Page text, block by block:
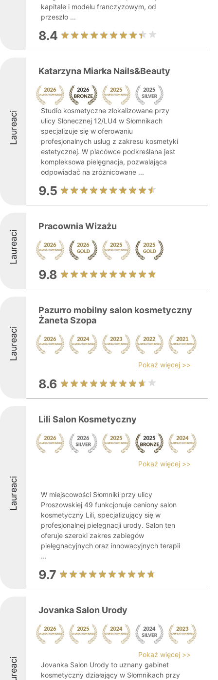
kapitale i modelu franczyzowym, od
przeszło ...
8.4
Laureaci
Katarzyna Miarka Nails&Beauty
Studio kosmetyczne zlokalizowane przy
ulicy Słonecznej 12/LU4 w Słomnikach
specjalizuje się w oferowaniu
profesjonalnych usług z zakresu kosmetyki
estetycznej. W placówce podkreślana jest
kompleksowa pielęgnacja, pozwalająca
odpowiadać na zróżnicowane ...
9.5
Laureaci
Pracownia Wizażu
9.8
Laureaci
Pazurro mobilny salon kosmetyczny
Żaneta Szopa
Pokaż więcej >>
8.6
Laureaci
Lili Salon Kosmetyczny
Pokaż więcej >>
W miejscowości Słomniki przy ulicy
Proszowskiej 49 funkcjonuje ceniony salon
kosmetyczny Lili, specjalizujący się w
profesjonalnej pielęgnacji urody. Salon ten
oferuje szeroki zakres zabiegów
pielęgnacyjnych oraz innowacyjnych terapii
...
9.7
Jovanka Salon Urody
Pokaż więcej >>
Jovanka Salon Urody to uznany gabinet
kosmetyczny działający w Słomnikach przy